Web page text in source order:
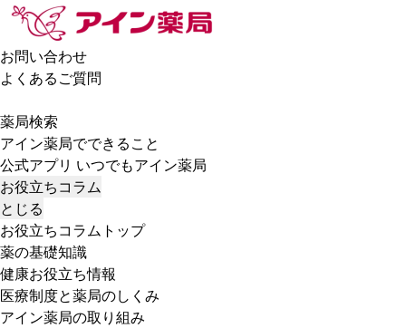
お問い合わせ
よくあるご質問
薬局検索
アイン薬局でできること
公式アプリ いつでもアイン薬局
お役立ちコラム
とじる
お役立ちコラムトップ
薬の基礎知識
健康お役立ち情報
医療制度と薬局のしくみ
アイン薬局の取り組み